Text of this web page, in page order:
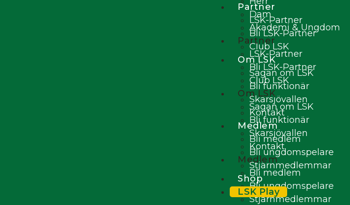
Partner
LSK-Partner
Bli LSK-Partner
Club LSK
Om LSK
Sagan om LSK
Bli funktionär
Skarsjövallen
Kontakt
Medlem
Bli medlem
Bli ungdomspelare
Stjärnmedlemmar
Shop
LSK Play
Dam
Akademi & Ungdom
Partner
LSK-Partner
Bli LSK-Partner
Club LSK
Om LSK
Sagan om LSK
Bli funktionär
Skarsjövallen
Kontakt
Medlem
Bli medlem
Bli ungdomspelare
Stjärnmedlemmar